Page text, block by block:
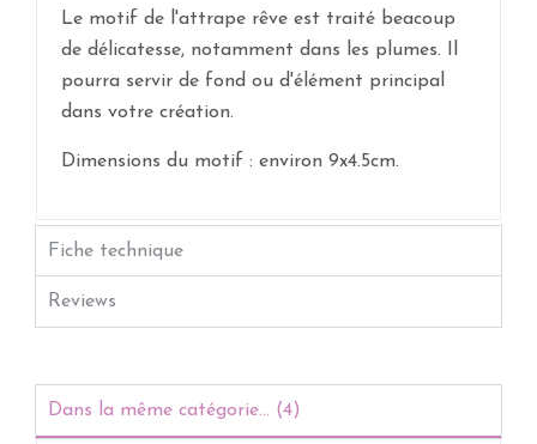
Le motif de l'attrape rêve est traité beacoup
de délicatesse, notamment dans les plumes. Il
pourra servir de fond ou d'élément principal
dans votre création.
Dimensions du motif : environ 9x4.5cm.
Fiche technique
Reviews
Dans la même catégorie... (4)